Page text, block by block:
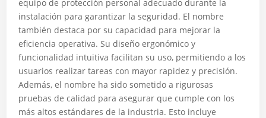
equipo de protección personal adecuado durante la
instalación para garantizar la seguridad. El nombre
también destaca por su capacidad para mejorar la
eficiencia operativa. Su diseño ergonómico y
funcionalidad intuitiva facilitan su uso, permitiendo a los
usuarios realizar tareas con mayor rapidez y precisión.
Además, el nombre ha sido sometido a rigurosas
pruebas de calidad para asegurar que cumple con los
más altos estándares de la industria. Esto incluye